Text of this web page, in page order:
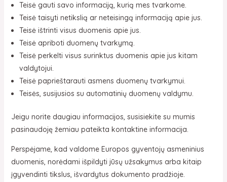
Teisė gauti savo informaciją, kurią mes tvarkome.
Teisė taisyti netikslią ar neteisingą informaciją apie jus.
Teisė ištrinti visus duomenis apie jus.
Teisė apriboti duomenų tvarkymą.
Teisė perkelti visus surinktus duomenis apie jus kitam
valdytojui.
Teisė paprieštarauti asmens duomenų tvarkymui.
Teisės, susijusios su automatinių duomenų valdymu.
Jeigu norite daugiau informacijos, susisiekite su mumis
pasinaudoję žemiau pateikta kontaktine informacija.
Perspėjame, kad valdome Europos gyventojų asmeninius
duomenis, norėdami išpildyti jūsų užsakymus arba kitaip
įgyvendinti tikslus, išvardytus dokumento pradžioje.